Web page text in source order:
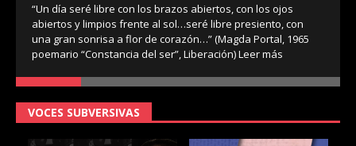
“Un día seré libre con los brazos abiertos, con los ojos
abiertos y limpios frente al sol…seré libre presiento, con
una gran sonrisa a flor de corazón…” (Magda Portal, 1965
poemario “Constancia del ser”, Liberación)Leer más
VOCES SUBVERSIVAS